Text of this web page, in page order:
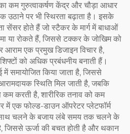
कम गुरुत्वाकर्षण केंद्र और चौड़ा आधार
उठाने पर भी स्थिरता बढ़ाता है। इसके
सेंसर होते हैं जो स्टैकर के मार्ग में बाधाओं
या रोकते हैं, जिससे टक्कर के जोखिम को
एक प्रमुख डिजाइन विचार है,
को अधिक प्रबंधनीय बनाती हैं।
समायोजित किया जाता है, जिससे
स्थिति मिल जाती है, जबकि
करती है, शारीरिक तनाव को कम
में एक फोल्ड-डाउन ऑपरेटर प्लेटफॉर्म
साथ चलने के बजाय लंबे समय तक चलने के
जिससे ऊर्जा की बचत होती है और थकान